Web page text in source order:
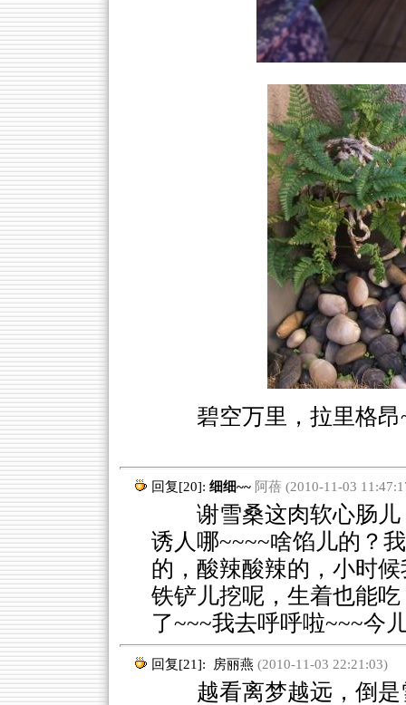
碧空万里，拉里格
回复[20]: 细细~~ 阿蓓 (2010-11-03
谢雪桑这肉软心肠儿
诱人哪~~~~啥馅儿的？
的，酸辣酸辣的，小时
铁铲儿挖呢，生着也能
了~~~我去呼呼啦~~~今
回复[21]: 房丽燕 (2010-11-03 22:21:03)
越看离梦越远，倒是